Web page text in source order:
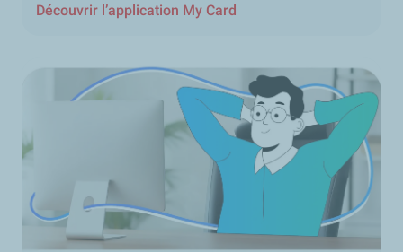
Découvrir l’application My Card